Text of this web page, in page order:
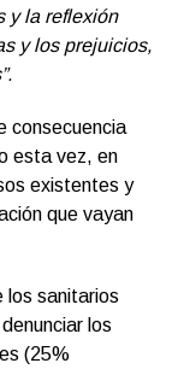
y la reflexión
y los prejuicios,
consecuencia
esta vez, en
existentes y
que vayan
los sanitarios
los
(25%